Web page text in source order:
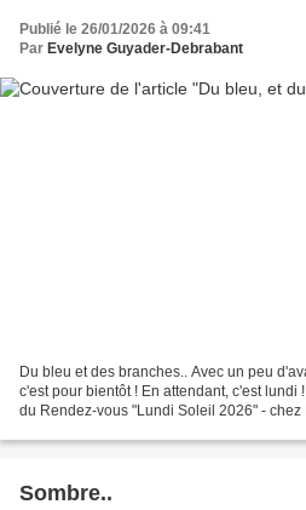
Publié le 26/01/2026 à 09:41
Par Evelyne Guyader-Debrabant
Du bleu et des branches.. Avec un peu
c'est pour bientôt ! En attendant, c'est
du Rendez-vous "Lundi Soleil 2026" -
Sombre..